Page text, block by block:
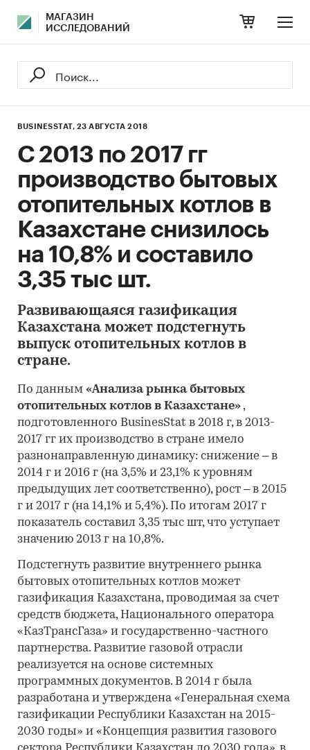
МАГАЗИН
ИССЛЕДОВАНИЙ
BUSINESSTAT, 23 АВГУСТА 2018
С 2013 по 2017 гг
производство бытовых
отопительных котлов в
Казахстане снизилось
на 10,8% и составило
3,35 тыс шт.
Развивающаяся газификация
Казахстана может подстегнуть
выпуск отопительных котлов в
стране.
По данным «Анализа рынка бытовых
отопительных котлов в Казахстане» ,
подготовленного BusinesStat в 2018 г, в 2013-
2017 гг их производство в стране имело
разнонаправленную динамику: снижение – в
2014 г и 2016 г (на 3,5% и 23,1% к уровням
предыдущих лет соответственно), рост – в 2015
г и 2017 г (на 14,1% и 5,4%). По итогам 2017 г
показатель составил 3,35 тыс шт, что уступает
значению 2013 г на 10,8%.
Подстегнуть развитие внутреннего рынка
бытовых отопительных котлов может
газификация Казахстана, проводимая за счет
средств бюджета, Национального оператора
«КазТрансГаза» и государственно-частного
партнерства. Развитие газовой отрасли
реализуется на основе системных
программных документов. В 2014 г была
разработана и утверждена «Генеральная схема
газификации Республики Казахстан на 2015-
2030 годы» и «Концепция развития газового